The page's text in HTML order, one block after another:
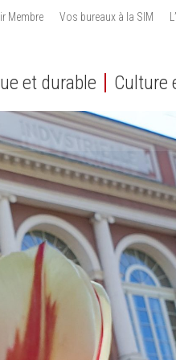
Membre Vos bureaux à la SIM
et durable Culture